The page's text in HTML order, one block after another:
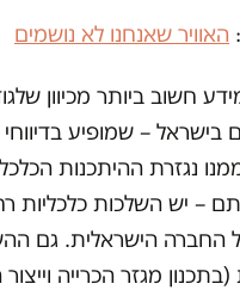
האוויר שאנחנו לא נושמים
חשוב ביותר מכיוון
בישראל – שמופיע
נגזרת ההיתכנות
– יש השלכות כלכליות
החברה הישראלית. גם
מגזר הכרייה